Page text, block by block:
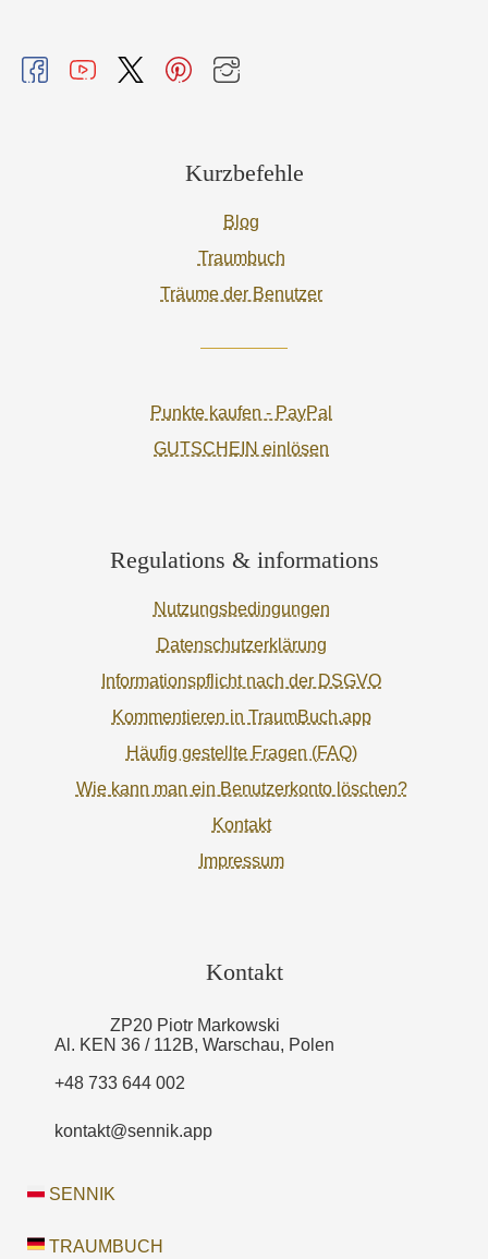
Kurzbefehle
Blog
Traumbuch
Träume der Benutzer
Punkte kaufen - PayPal
GUTSCHEIN einlösen
Regulations & informations
Nutzungsbedingungen
Datenschutzerklärung
Informationspflicht nach der DSGVO
Kommentieren in TraumBuch.app
Häufig gestellte Fragen (FAQ)
Wie kann man ein Benutzerkonto löschen?
Kontakt
Impressum
Kontakt
ZP20 Piotr Markowski
Al. KEN 36 / 112B, Warschau, Polen
+48 733 644 002
kontakt@sennik.app
SENNIK
TRAUMBUCH